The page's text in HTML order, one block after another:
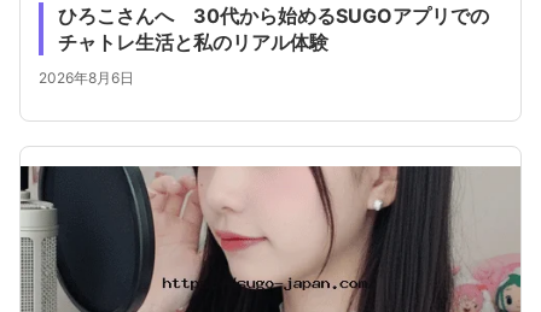
ひろこさんへ 30代から始めるSUGOアプリでの
チャトレ生活と私のリアル体験
2026年8月6日